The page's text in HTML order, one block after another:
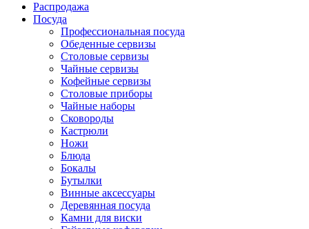
Распродажа
Посуда
Профессиональная посуда
Обеденные сервизы
Столовые сервизы
Чайные сервизы
Кофейные сервизы
Столовые приборы
Чайные наборы
Сковороды
Кастрюли
Ножи
Блюда
Бокалы
Бутылки
Винные аксессуары
Деревянная посуда
Камни для виски